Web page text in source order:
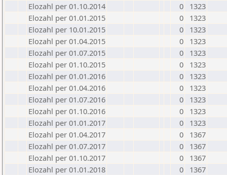
Elozahl per 01.10.2014
0
1323
Elozahl per 01.01.2015
0
1323
Elozahl per 10.01.2015
0
1323
Elozahl per 01.04.2015
0
1323
Elozahl per 01.07.2015
0
1323
Elozahl per 01.10.2015
0
1323
Elozahl per 01.01.2016
0
1323
Elozahl per 01.04.2016
0
1323
Elozahl per 01.07.2016
0
1323
Elozahl per 01.10.2016
0
1323
Elozahl per 01.01.2017
0
1323
Elozahl per 01.04.2017
0
1367
Elozahl per 01.07.2017
0
1367
Elozahl per 01.10.2017
0
1367
Elozahl per 01.01.2018
0
1367